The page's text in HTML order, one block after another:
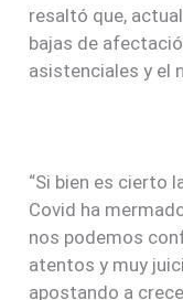
resaltó que,
bajas de
asistenciales y el
“Si bien es cierto
Covid ha
nos podemos
atentos y muy
apostando a